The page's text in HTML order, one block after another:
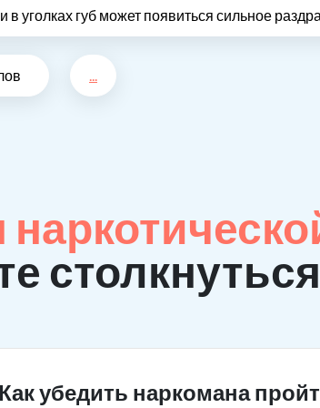
в уголках губ может появиться сильное
...
столкнуться
Как убедить наркомана